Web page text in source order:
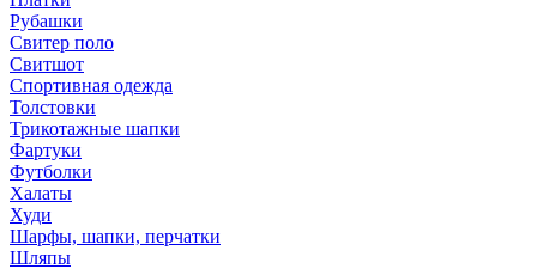
Рубашки
Свитер поло
Свитшот
Спортивная одежда
Толстовки
Трикотажные шапки
Фартуки
Футболки
Халаты
Худи
Шарфы, шапки, перчатки
Шляпы